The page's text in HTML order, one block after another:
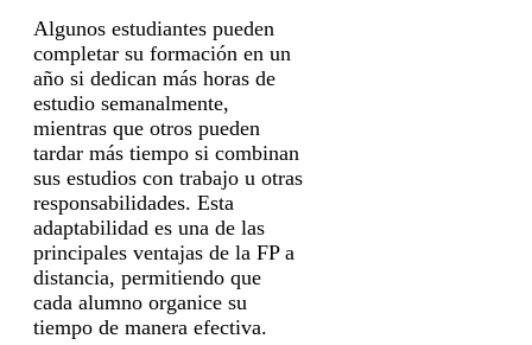
Algunos estudiantes pueden
completar su formación en un
año si dedican más horas de
estudio semanalmente,
mientras que otros pueden
tardar más tiempo si combinan
sus estudios con trabajo u otras
responsabilidades. Esta
adaptabilidad es una de las
principales ventajas de la FP a
distancia, permitiendo que
cada alumno organice su
tiempo de manera efectiva.